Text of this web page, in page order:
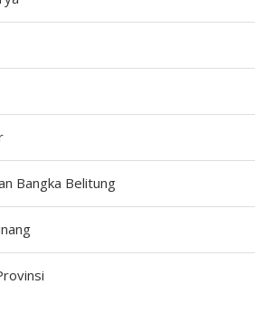
Bangka Belitung